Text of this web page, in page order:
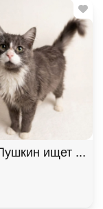
Черный с
ищет